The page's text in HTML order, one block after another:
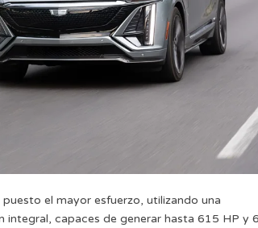
el mayor esfuerzo, utilizando una
capaces de generar hasta 615 HP y